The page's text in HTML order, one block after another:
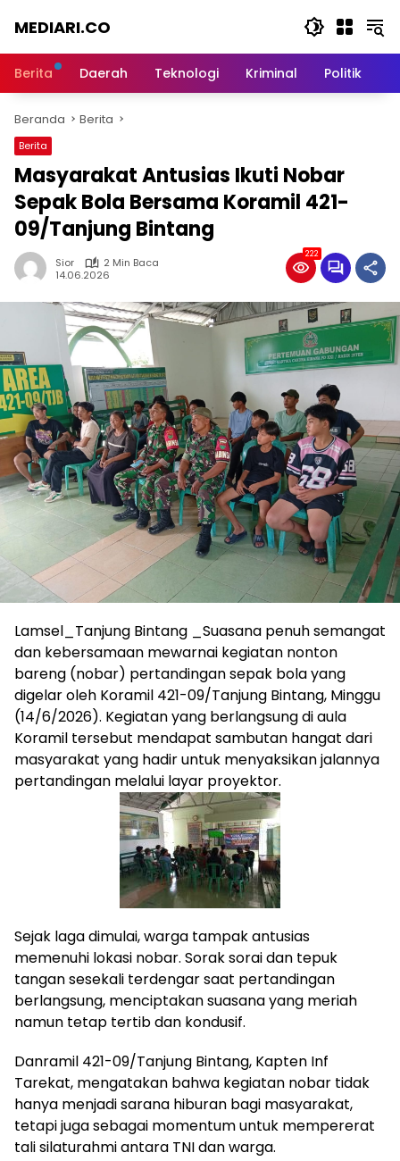
MEDIARI.CO
Berita Daerah Teknologi Kriminal Politik
Beranda Berita
Berita
Masyarakat Antusias Ikuti Nobar
Sepak Bola Bersama Koramil 421-
09/Tanjung Bintang
Sior
2 Min Baca
14.06.2026
222
Lamsel_Tanjung Bintang _Suasana penuh semangat
dan kebersamaan mewarnai kegiatan nonton
bareng (nobar) pertandingan sepak bola yang
digelar oleh Koramil 421-09/Tanjung Bintang, Minggu
(14/6/2026). Kegiatan yang berlangsung di aula
Koramil tersebut mendapat sambutan hangat dari
masyarakat yang hadir untuk menyaksikan jalannya
pertandingan melalui layar proyektor.
Sejak laga dimulai, warga tampak antusias
memenuhi lokasi nobar. Sorak sorai dan tepuk
tangan sesekali terdengar saat pertandingan
berlangsung, menciptakan suasana yang meriah
namun tetap tertib dan kondusif.
Danramil 421-09/Tanjung Bintang, Kapten Inf
Tarekat, mengatakan bahwa kegiatan nobar tidak
hanya menjadi sarana hiburan bagi masyarakat,
tetapi juga sebagai momentum untuk mempererat
tali silaturahmi antara TNI dan warga.